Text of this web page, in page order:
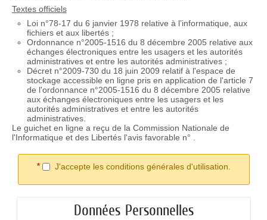
Textes officiels
Loi n°78-17 du 6 janvier 1978 relative à l’informatique, aux
fichiers et aux libertés ;
Ordonnance n°2005-1516 du 8 décembre 2005 relative aux
échanges électroniques entre les usagers et les autorités
administratives et entre les autorités administratives ;
Décret n°2009-730 du 18 juin 2009 relatif à l'espace de
stockage accessible en ligne pris en application de l'article 7
de l'ordonnance n°2005-1516 du 8 décembre 2005 relative
aux échanges électroniques entre les usagers et les
autorités administratives et entre les autorités
administratives.
Le guichet en ligne a reçu de la Commission Nationale de
l'Informatique et des Libertés l'avis favorable n° .
* J'accepte les conditions générales d'utilisation.
Données Personnelles